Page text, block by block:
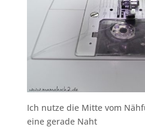
Ich nutze die Mitte vom
eine gerade Naht